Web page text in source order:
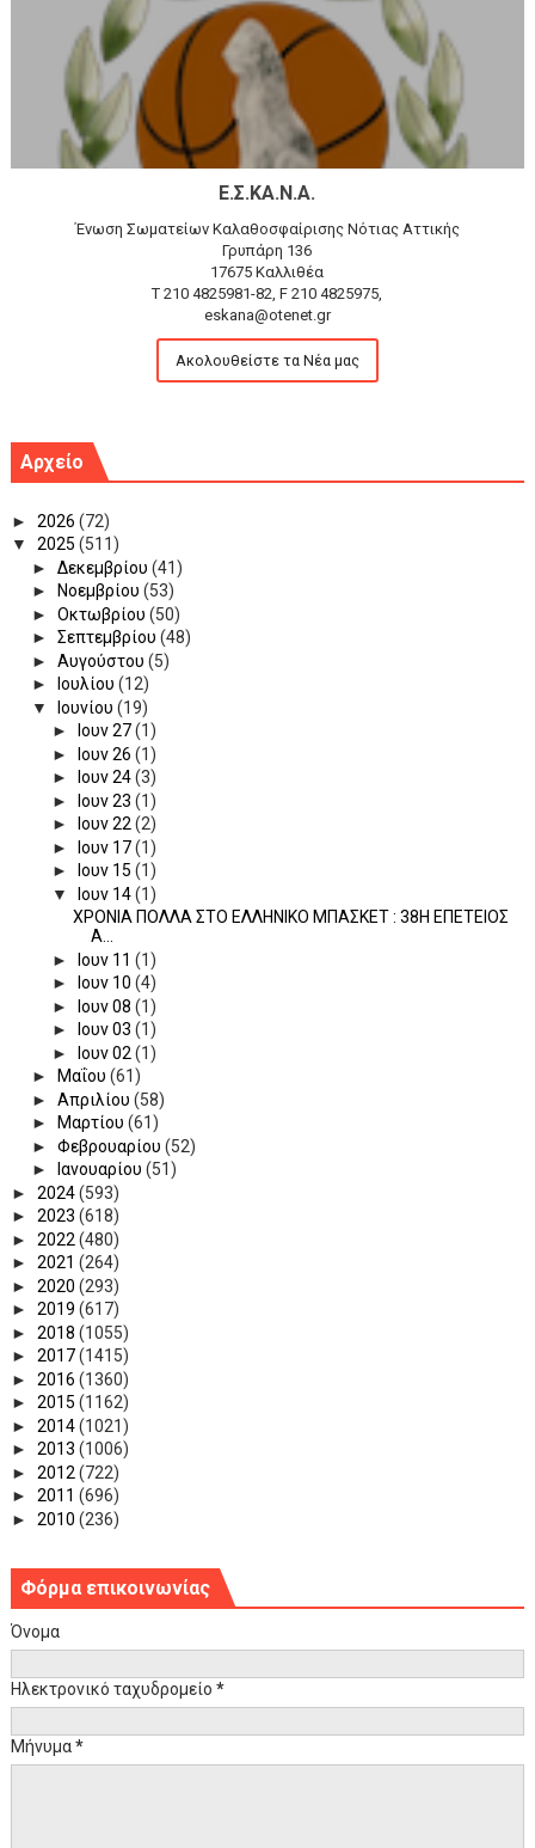
Ε.Σ.ΚΑ.Ν.Α.
Ένωση Σωματείων Καλαθοσφαίρισης Νότιας Αττικής
Γρυπάρη 136
17675 Καλλιθέα
T 210 4825981-82, F 210 4825975,
eskana@otenet.gr
Ακολουθείστε τα Νέα μας
Αρχείο
► 2026 (72)
▼ 2025 (511)
► Δεκεμβρίου (41)
►
Νοεμβρίου (53)
► Οκτωβρίου (50)
► Σεπτεμβρίου (48)
► Αυγούστου (5)
►
Ιουλίου (12)
▼
Ιουνίου (19)
►
Ιουν 27(1)
►
Ιουν 26 (1)
►
Ιουν 24(3)
►
Ιουν 23 (1)
►
Ιουν 22(2)
►
Ιουν 17(1)
►
Ιουν 15 (1)
▼
Ιουν 14(1)
ΧΡΟΝΙΑ ΠΟΛΛΑ ΣΤΟ ΕΛΛΗΝΙΚΟ ΜΠΑΣΚΕΤ : 38Η ΕΠΕΤΕΙΟΣ
Α...
►
Ιουν 11 (1)
►
Ιουν 10 (4)
►
Ιουν 08 (1)
►
Ιουν 03 (1)
►
Ιουν 02 (1)
►
Μαΐου (61)
► Απριλίου (58)
►
Μαρτίου (61)
► Φεβρουαρίου (52)
►
Ιανουαρίου (51)
► 2024(593)
► 2023 (618)
► 2022 (480)
► 2021 (264)
► 2020 (293)
► 2019 (617)
► 2018 (1055)
► 2017(1415)
► 2016 (1360)
► 2015 (1162)
► 2014(1021)
► 2013 (1006)
► 2012 (722)
► 2011 (696)
► 2010 (236)
Φόρμα επικοινωνίας
Όνομα
Ηλεκτρονικό ταχυδρομείο *
Μήνυμα*